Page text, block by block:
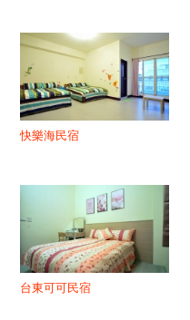
快樂海民宿
台東可可民宿